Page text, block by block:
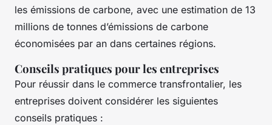
les émissions de carbone, avec une estimation de 13
millions de tonnes d’émissions de carbone
économisées par an dans certaines régions.
Conseils pratiques pour les entreprises
Pour réussir dans le commerce transfrontalier, les
entreprises doivent considérer les siguientes
conseils pratiques :